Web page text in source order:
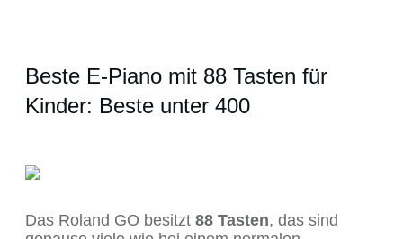
Beste E-Piano mit 88 Tasten für
Kinder: Beste unter 400
Das Roland GO besitzt 88 Tasten, das sind